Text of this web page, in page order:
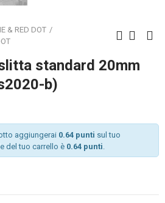
& RED DOT
standard 20mm
b)
aggiungerai 0.64 punti sul tuo
del tuo carrello è 0.64 punti